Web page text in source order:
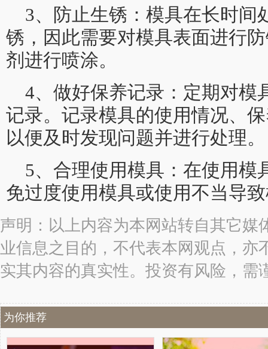
3、防止生锈：模具在长时间
锈，因此需要对模具表面进行
剂进行喷涂。
4、做好保养记录：定期对模
记录。记录模具的使用情况、
以便及时发现问题并进行处理。
5、合理使用模具：在使用模
免过度使用模具或使用不当导
声明：以上内容为本网站转自其它媒
业信息之目的，不代表本网观点，亦
实其内容的真实性。投资有风险，需
为你推荐